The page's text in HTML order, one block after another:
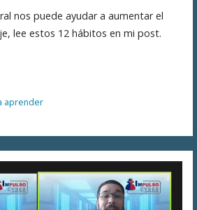
nos puede ayudar a aumentar el
lee estos 12 hábitos en mi post.
aprender